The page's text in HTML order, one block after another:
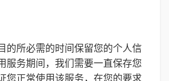
的所必需的时间保留您的个人信
服务期间，我们需要一直保存您
您正常使用该服务，在您的要求